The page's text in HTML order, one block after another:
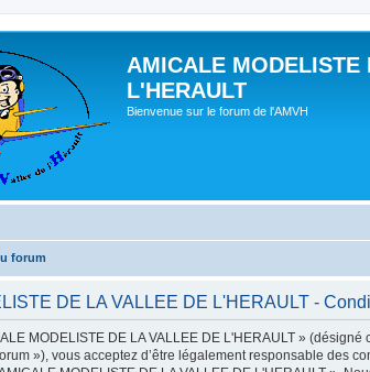
AMICALE MODELISTE
L'HERAULT
Bienvenue sur le forum de l'AMVH
forum
DE LA VALLEE DE L'HERAULT -
MODELISTE DE LA VALLEE DE L'HERAULT »
»), vous acceptez d’être légalement responsable des